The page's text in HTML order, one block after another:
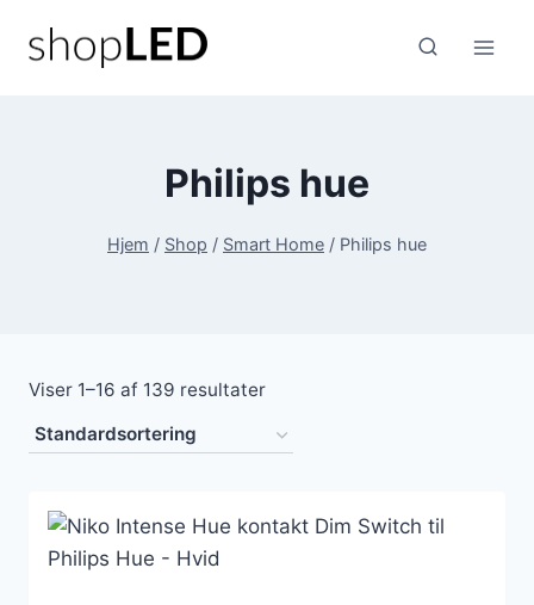
Philips hue
Hjem / Shop / Smart Home / Philips hue
Viser 1–16 af 139 resultater